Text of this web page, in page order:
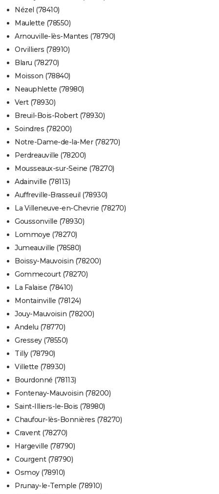
Nézel (78410)
Maulette (78550)
Arnouville-lès-Mantes (78790)
Orvilliers (78910)
Blaru (78270)
Moisson (78840)
Neauphlette (78980)
Vert (78930)
Breuil-Bois-Robert (78930)
Soindres (78200)
Notre-Dame-de-la-Mer (78270)
Perdreauville (78200)
Mousseaux-sur-Seine (78270)
Adainville (78113)
Auffreville-Brasseuil (78930)
La Villeneuve-en-Chevrie (78270)
Goussonville (78930)
Lommoye (78270)
Jumeauville (78580)
Boissy-Mauvoisin (78200)
Gommecourt (78270)
La Falaise (78410)
Montainville (78124)
Jouy-Mauvoisin (78200)
Andelu (78770)
Gressey (78550)
Tilly (78790)
Villette (78930)
Bourdonné (78113)
Fontenay-Mauvoisin (78200)
Saint-Illiers-le-Bois (78980)
Chaufour-lès-Bonnières (78270)
Cravent (78270)
Hargeville (78790)
Courgent (78790)
Osmoy (78910)
Prunay-le-Temple (78910)